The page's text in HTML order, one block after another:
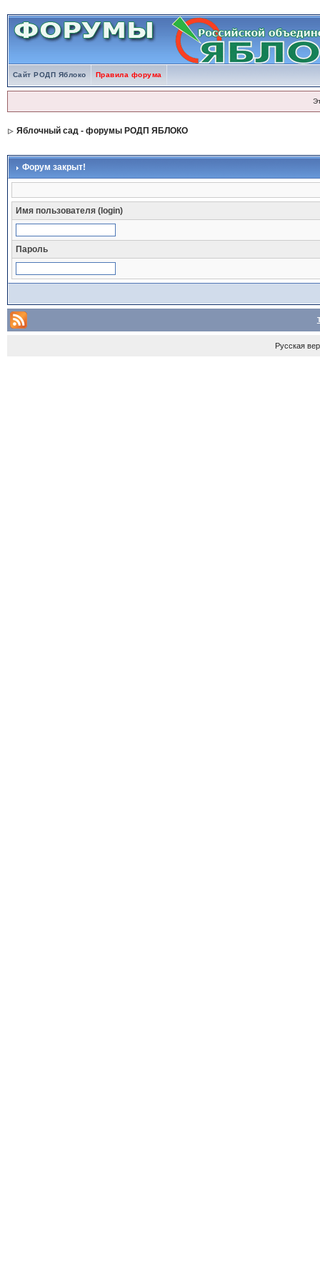
Сайт РОДП Яблоко Правила форума
Яблочный сад - форумы РОДП ЯБЛОКО
Форум закрыт!
Имя пользователя (login)
Пароль
Русская